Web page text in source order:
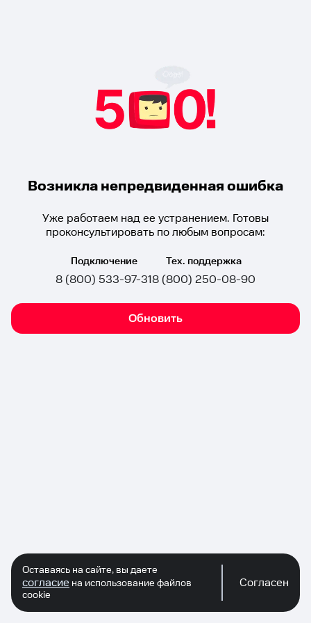
Возникла непредвиденная ошибка
Уже работаем над ее устранением. Готовы
проконсультировать по любым вопросам:
Подключение
8 (800) 533-97-31
Тех. поддержка
8 (800) 250-08-90
Обновить
Оставаясь на сайте, вы даете
согласие на использование файлов
cookie
Согласен